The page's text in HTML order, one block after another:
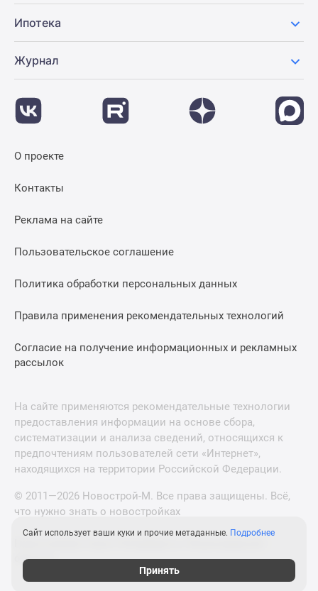
Ипотека
Журнал
О проекте
Контакты
Реклама на сайте
Пользовательское соглашение
Политика обработки персональных данных
Правила применения рекомендательных технологий
Согласие на получение информационных и рекламных
рассылок
На сайте применяются рекомендательные технологии
предоставления информации на основе сбора,
систематизации и анализа сведений, относящихся к
предпочтениям пользователей сети «Интернет»,
находящихся на территории Российской Федерации.
© 2011—2026 Новострой-М. Все права защищены. Всё,
что нужно знать о новостройках
области
Сайт использует ваши куки и прочие метаданные. Подробнее
Принять